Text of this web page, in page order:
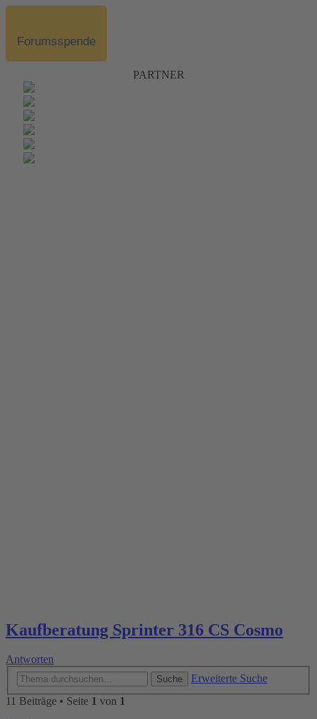
Forumsspende
PARTNER
Kaufberatung Sprinter 316 CS Cosmo
Antworten
Suche
Erweiterte Suche
11 Beiträge • Seite 1 von 1